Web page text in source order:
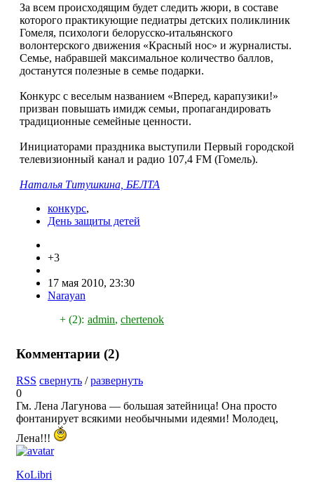
За всем происходящим будет следить жюри, в составе
которого практикующие педиатры детских поликлиник
Гомеля, психологи белорусско-итальянского
волонтерского движения «Красный нос» и журналисты.
Семье, набравшей максимальное количество баллов,
достанутся полезные в семье подарки.
Конкурс с веселым названием «Вперед, карапузики!»
призван повышать имидж семьи, пропагандировать
традиционные семейные ценности.
Инициаторами праздника выступили Первый городской
телевизионный канал и радио 107,4 FM (Гомель).
Наталья Титушкина, БЕЛТА
конкурс,
День защиты детей
+3
17 мая 2010, 23:30
Narayan
+ (2): admin, chertenok
Комментарии (2)
RSS свернуть /развернуть
0
Гм. Лена Лагунова — большая затейница! Она просто
фонтанирует всякими необычными идеями! Молодец,
Лена!!!
KoLibri